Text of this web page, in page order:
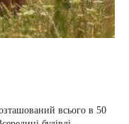
всього в 50